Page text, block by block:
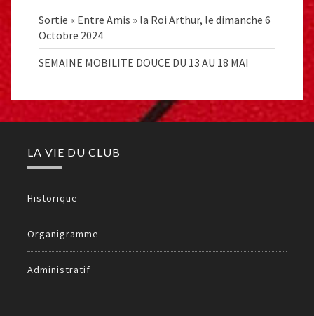
Sortie « Entre Amis » la Roi Arthur, le dimanche 6
Octobre 2024
SEMAINE MOBILITE DOUCE DU 13 AU 18 MAI
LA VIE DU CLUB
Historique
Organigramme
Administratif